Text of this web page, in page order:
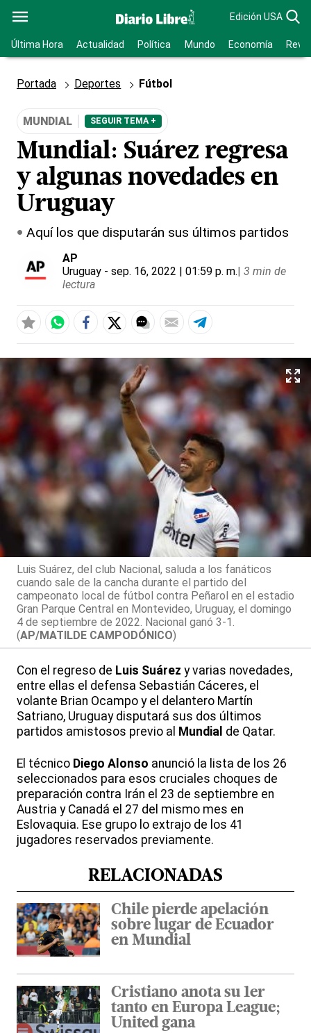
Edición USA
Última Hora Actualidad Política Mundo Economía
Portada Deportes Fútbol
MUNDIAL SEGUIR TEMA +
Mundial: Suárez regresa
y algunas novedades en
Uruguay
Aquí los que disputarán sus últimos partidos
AP
Uruguay - sep. 16, 2022 | 01:59 p. m.| 3 min de
lectura
Luis Suárez, del club Nacional, saluda a los fanáticos
cuando sale de la cancha durante el partido del
campeonato local de fútbol contra Peñarol en el estadio
Gran Parque Central en Montevideo, Uruguay, el domingo
4 de septiembre de 2022. Nacional ganó 3-1.
(AP/MATILDE CAMPODÓNICO)
Con el regreso de Luis Suárez y varias novedades,
entre ellas el defensa Sebastián Cáceres, el
volante Brian Ocampo y el delantero Martín
Satriano, Uruguay disputará sus dos últimos
partidos amistosos previo al Mundial de Qatar.
El técnico Diego Alonso anunció la lista de los 26
seleccionados para esos cruciales choques de
preparación contra Irán el 23 de septiembre en
Austria y Canadá el 27 del mismo mes en
Eslovaquia. Ese grupo lo extrajo de los 41
jugadores reservados previamente.
RELACIONADAS
Chile pierde apelación
sobre lugar de Ecuador
en Mundial
Cristiano anota su 1er
tanto en Europa League;
United gana